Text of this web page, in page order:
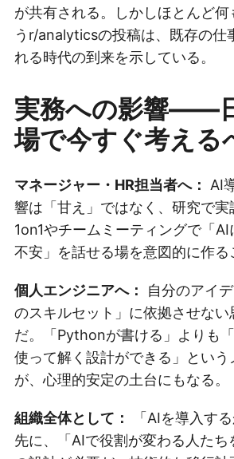
が共有される。しかしほとんど
うr/analyticsの投稿は、既存の仕
れる時代の到来を示している。
実務への影響——
場で今すぐ考える
マネージャー・HR担当者へ：
AI
響は「甘え」ではなく、研究で実
1on1やチームミーティングで「
不安」を話せる場を意図的に作る
個人エンジニアへ：
自分のアイ
のスキルセット」に依拠させな
だ。「Pythonが書ける」よりも
使って解く設計ができる」とい
が、心理的安定の土台にもなる。
組織全体として：
「AIを導入す
先に、「AIで役割が変わる人たち